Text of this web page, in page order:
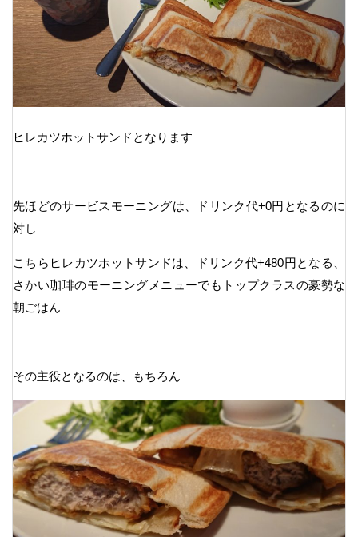
ヒレカツホットサンドとなります
先ほどのサービスモーニングは、ドリンク代+0円となるのに
対し
こちらヒレカツホットサンドは、ドリンク代+480円となる、
さかい珈琲のモーニングメニューでもトップクラスの豪勢な
朝ごはん
その主役となるのは、もちろん